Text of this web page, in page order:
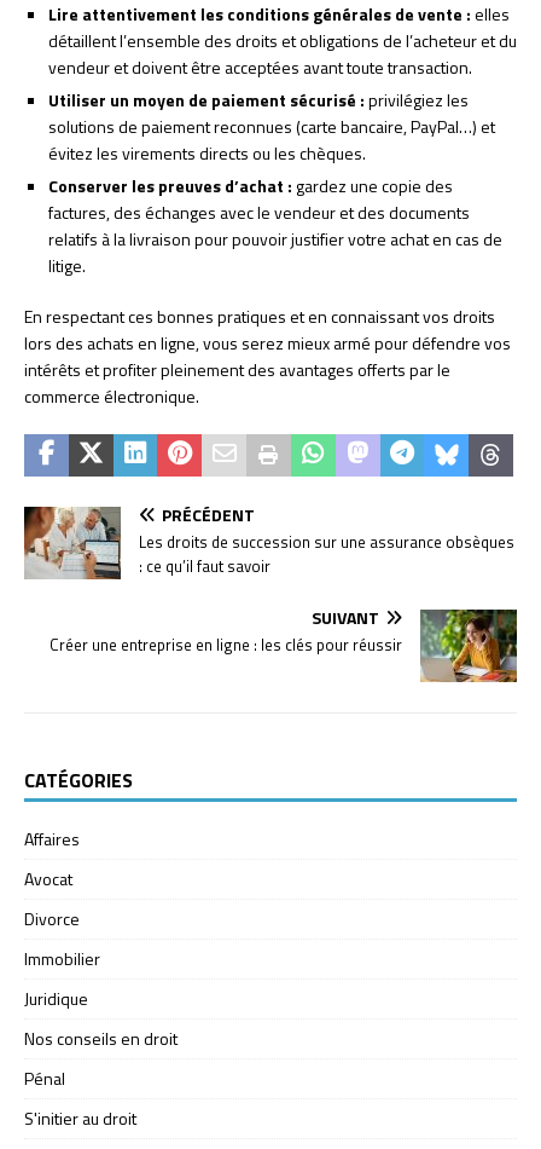
Lire attentivement les conditions générales de vente :elles
détaillent l’ensemble des droits et obligations de l’acheteur et du
vendeur et doivent être acceptées avant toute transaction.
Utiliser un moyen de paiement sécurisé :privilégiez les
solutions de paiement reconnues (carte bancaire, PayPal…) et
évitez les virements directs ou les chèques.
Conserver les preuves d’achat :gardez une copie des
factures, des échanges avec le vendeur et des documents
relatifs à la livraison pour pouvoir justifier votre achat en cas de
litige.
En respectant ces bonnes pratiques et en connaissant vos droits
lors des achats en ligne, vous serez mieux armé pour défendre vos
intérêts et profiter pleinement des avantages offerts par le
commerce électronique.
PRÉCÉDENT
Les droits de succession sur une assurance obsèques
: ce qu’il faut savoir
SUIVANT
Créer une entreprise en ligne : les clés pour réussir
CATÉGORIES
Affaires
Avocat
Divorce
Immobilier
Juridique
Nos conseils en droit
Pénal
S'initier au droit